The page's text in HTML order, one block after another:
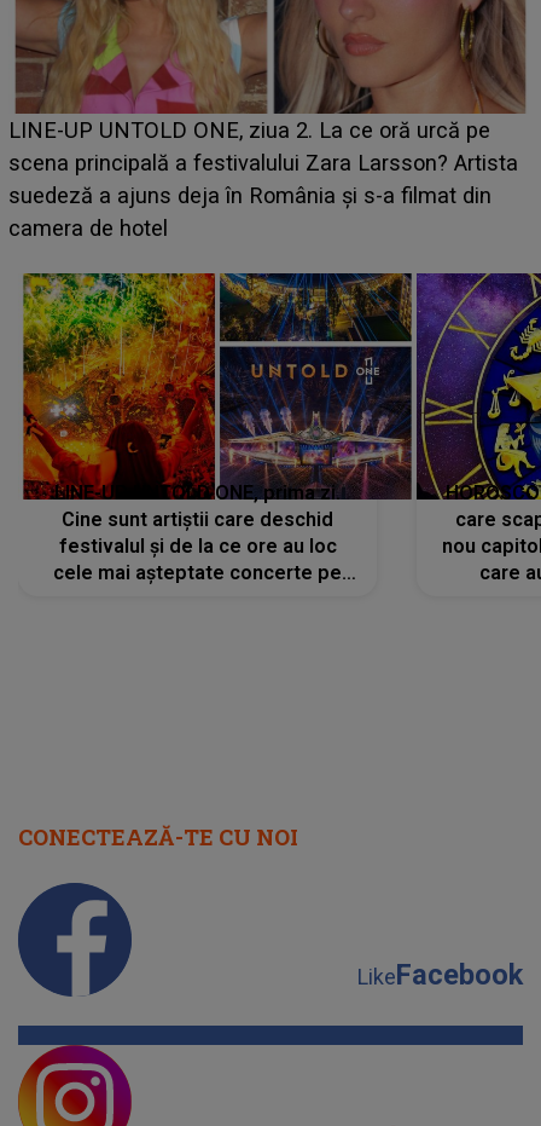
Ce a dezvăluit noua concurentă din "Casa Iubirii" l-a
luat prin surprindere pe Emanuel. CINE ESTE
BĂIATUL VIZAT de Alexandra?! Aflându-se în fața
faptului împlinit, A RECUNOSCUT IMEDIAT: "Am
LINE-UP UNTOLD ONE, prima zi.
Cine sunt artiștii care deschid
festivalul și de la ce ore au loc
cele mai așteptate concerte pe
care
nou
care
CONECTEAZĂ-TE CU NOI
LikeFacebook